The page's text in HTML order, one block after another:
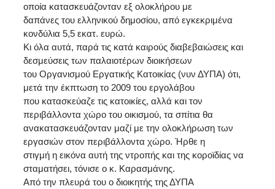
οποία κατασκευάζονταν εξ ολοκλήρου με
δαπάνες του ελληνικού δημοσίου, από εγκεκριμένα
κονδύλια 5,5 εκατ. ευρώ.
Κι όλα αυτά, παρά τις κατά καιρούς διαβεβαιώσεις και
δεσμεύσεις των παλαιοτέρων διοικήσεων
του Οργανισμού Εργατικής Κατοικίας (νυν ΔΥΠΑ) ότι,
μετά την έκπτωση το 2009 του εργολάβου
που κατασκεύαζε τις κατοικίες, αλλά και τον
περιβάλλοντα χώρο του οικισμού, τα σπίτια θα
ανακατασκευάζονταν μαζί με την ολοκλήρωση των
εργασιών στον περιβάλλοντα χώρο. Ήρθε η
στιγμή η εικόνα αυτή της ντροπής και της κοροϊδίας να
σταματήσει, τόνισε ο κ. Καρασμάνης.
Από την πλευρά του ο διοικητής της ΔΥΠΑ